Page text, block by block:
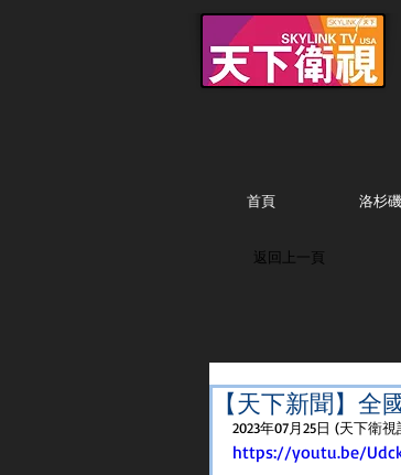
首頁 洛杉磯
返回上一頁
【天下新聞】全
2023年07月25日 (天下衛
https://youtu.be/